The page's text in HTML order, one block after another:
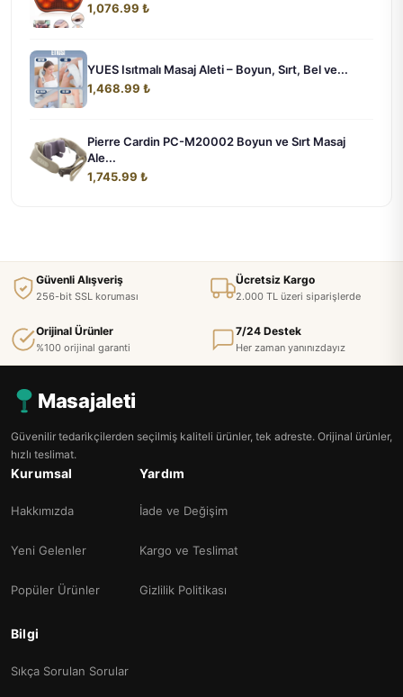
1,076.99 ₺
YUES Isıtmalı Masaj Aleti – Boyun, Sırt, Bel ve...
1,468.99 ₺
Pierre Cardin PC-M20002 Boyun ve Sırt Masaj
Ale...
1,745.99 ₺
Güvenli Alışveriş
256-bit SSL koruması
Ücretsiz Kargo
2.000 TL üzeri siparişlerde
Orijinal Ürünler
%100 orijinal garanti
7/24 Destek
Her zaman yanınızdayız
Masajaleti
Güvenilir tedarikçilerden seçilmiş kaliteli ürünler, tek adreste. Orijinal ürünler,
hızlı teslimat.
Kurumsal
Hakkımızda
Yeni Gelenler
Popüler Ürünler
Yardım
İade ve Değişim
Kargo ve Teslimat
Gizlilik Politikası
Bilgi
Sıkça Sorulan Sorular